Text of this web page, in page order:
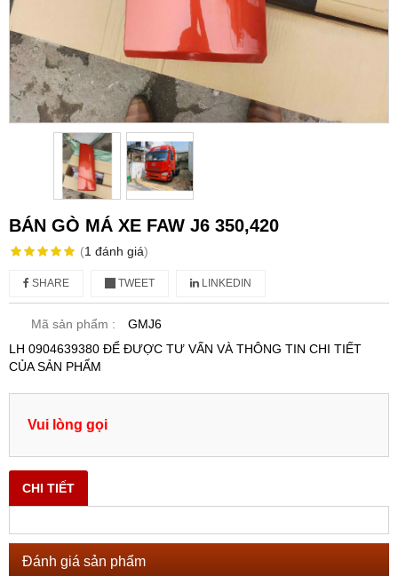
BÁN GÒ MÁ XE FAW J6 350,420
(1 đánh giá)
SHARE TWEET LINKEDIN
Mã sản phẩm :
GMJ6
LH 0904639380 ĐỂ ĐƯỢC TƯ VẤN VÀ THÔNG TIN CHI TIẾT
CỦA SẢN PHẨM
Vui lòng gọi
CHI TIẾT
Đánh giá sản phẩm